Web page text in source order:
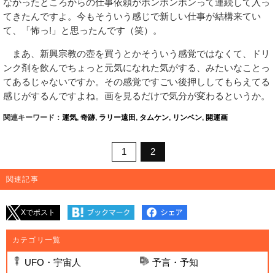
なかったところからの仕事依頼がボンボンボンって連続して入っ
てきたんですよ。今もそういう感じで新しい仕事が結構来てい
て、「怖っ!」と思ったんです（笑）。
まあ、新興宗教の壺を買うとかそういう感覚ではなくて、ドリ
ンク剤を飲んでちょっと元気になれた気がする、みたいなことっ
てあるじゃないですか。その感覚ですごい後押ししてもらえてる
感じがするんですよね。画を見るだけで気分が変わるというか。
関連キーワード： 運気, 奇跡, ラリー遠田, タムケン, リンベン, 開運画
1 2
関連記事
Xでポスト
カテゴリ一覧
UFO・宇宙人
予言・予知